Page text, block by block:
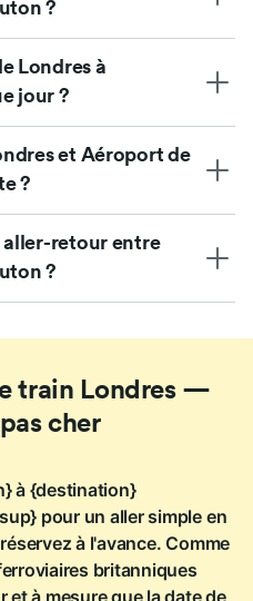
?
Londres à
jour ?
et Aéroport de
?
aller-retour entre
?
train Londres —
cher
à {destination}
pour un aller simple en
à l'avance. Comme
britanniques
à mesure que la date de